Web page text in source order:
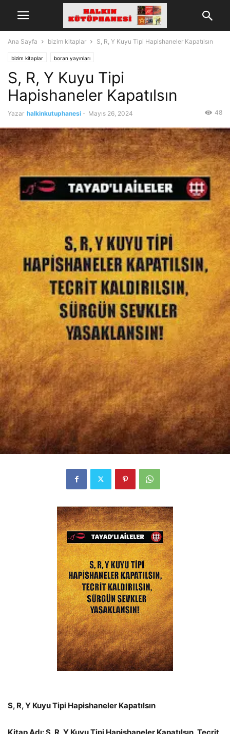
Ana Sayfa bizim kitaplar S, R, Y Kuyu Tipi Hapishaneler Kapatılsın
bizim kitaplar boran yayınları
S, R, Y Kuyu Tipi
Hapishaneler Kapatılsın
Yazar halkinkutuphanesi - Mayıs 26, 2024 48
S, R, Y Kuyu Tipi Hapishaneler Kapatılsın
Kitap Adı: S, R, Y Kuyu Tipi Hapishaneler Kapatılsın, Tecrit